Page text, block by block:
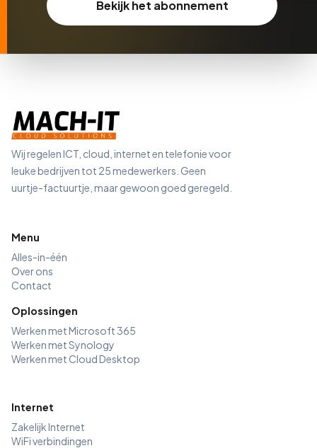
Bekijk het abonnement
Wij regelen ICT, cloud, internet en telefonie voor
leuke bedrijven tot 25 medewerkers. Geen
uurtje-factuurtje, maar gewoon goed geregeld.
Menu
Alles-in-één
Over ons
Contact
Oplossingen
Werken met Microsoft 365
Werken met Synology
Werken met Cloud Desktop
Internet
Zakelijk Internet
WiFi verbindingen